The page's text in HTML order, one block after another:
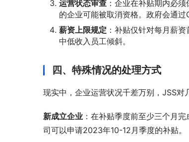
运营状态审查 ：企业在补贴期内必
的企业可能被取消资格。政府会通过
薪资上限规定 ：补贴仅针对每月薪
中低收入员工倾斜。
四、特殊情况的处理方式
现实中，企业运营状况千差万别，JSS对
新成立企业 ：在补贴季度前至少三个月
司可以申请2023年10-12月季度的补贴。